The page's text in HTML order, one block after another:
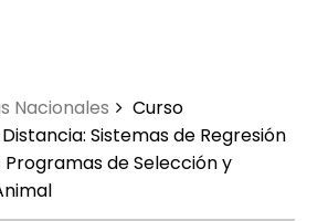
Nacionales
Curso
Sistemas de Regresión
de Selección y